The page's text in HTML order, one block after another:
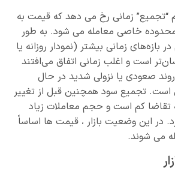
“تجمیع” زمانی رخ می دهد که قیمت به
خاصی معامله می شود. به طور
بازه‌های زمانی بیشتر (نمودار روزانه یا
است و اغلب زمانی اتفاق می‌افتند
صعودی یا نزولی شدید در حال
است. تجمیع سود همچنین قبل از تغییر
تقاضا کم است و حجم معاملات زیاد
در این وضعیت بازار ، قیمت ها اساساً
می شوند.